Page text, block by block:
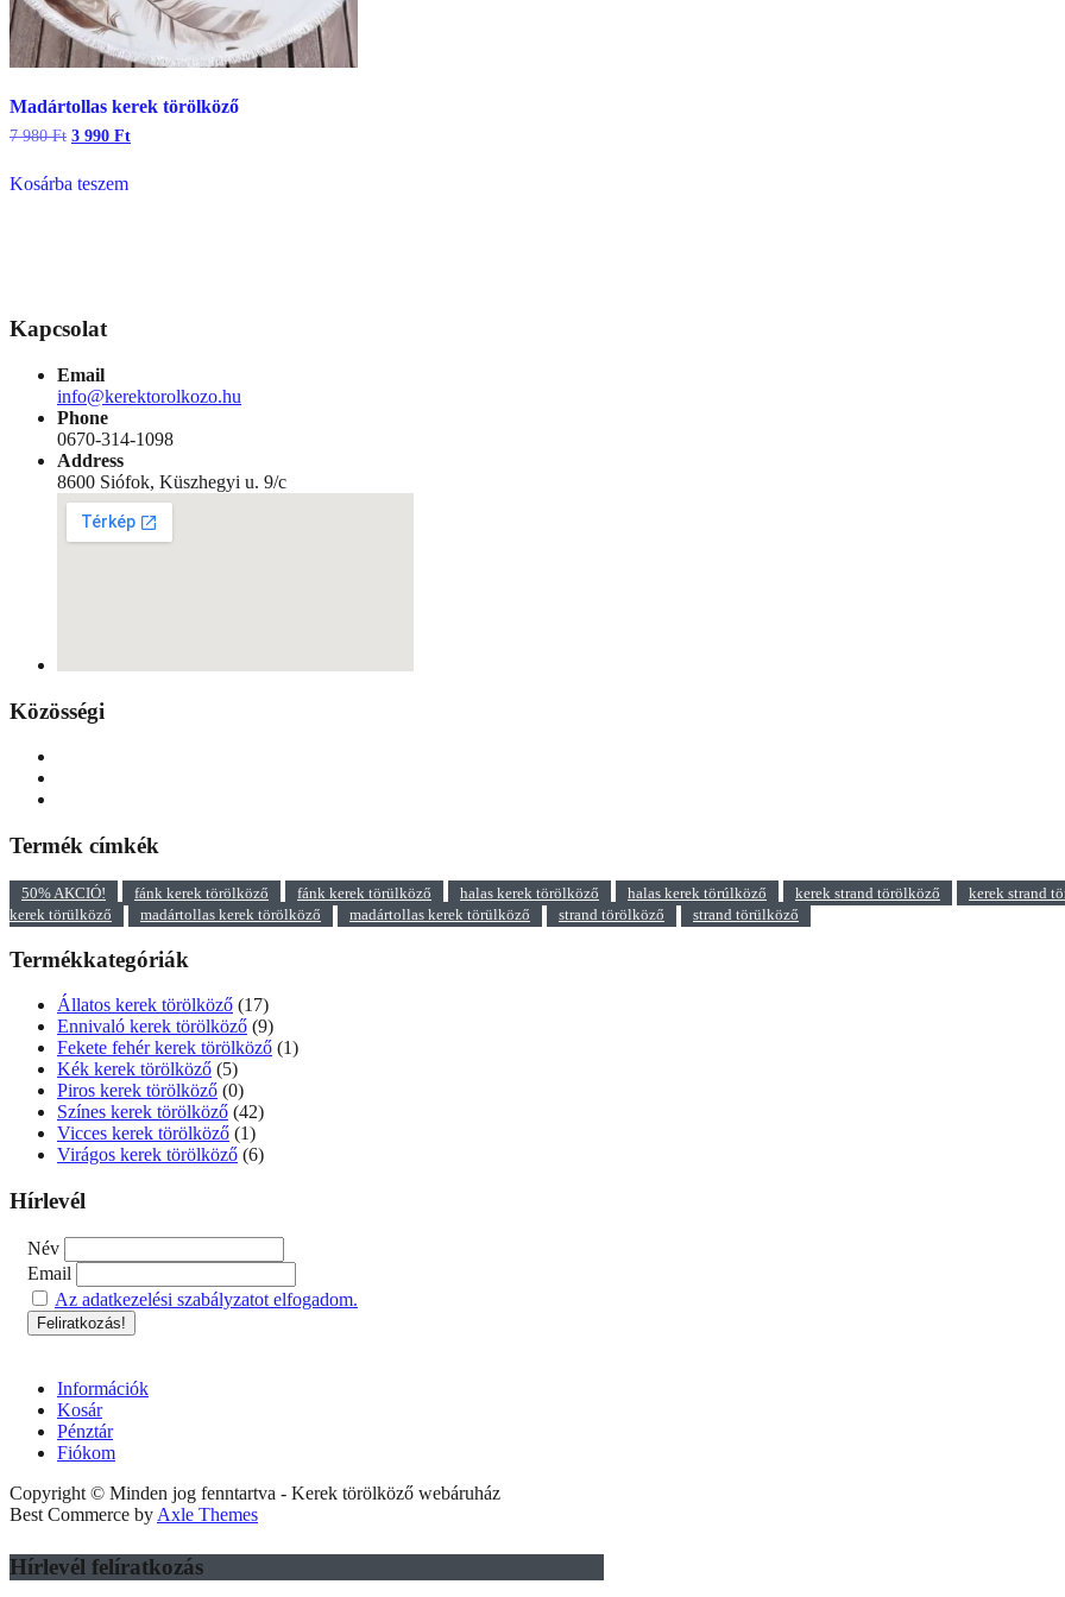
Madártollas kerek törölköző
7 980Ft Original
7
3 990 FtCurrent
Kosárba teszem
Kapcsolat
Email
info@kerektorolkozo.hu
Phone
0670-314-1098
Address
8600 Siófok, Küszhegyi u. 9/c
Közösségi
Termék címkék
50% AKCIÓ! fánk kerek törölköző fánk kerek törülköző halas kerek törölköző halas kerek törúlköző kerek strand törölköző kerek strand
kerek törülköző
madártollas kerek törölköző madártollas kerek törülköző strand törölköző strand törülköző
Termékkategóriák
Állatos kerek törölköző (17)
Ennivaló kerek törölköző (9)
Fekete fehér kerek törölköző (1)
Kék kerek törölköző (5)
Piros kerek törölköző (0)
Színes kerek törölköző (42)
Vicces kerek törölköző (1)
Virágos kerek törölköző (6)
Hírlevél
Név
Email
Az adatkezelési szabályzatot elfogadom.
Információk
Kosár
Pénztár
Fiókom
Copyright © Minden jog fenntartva - Kerek törölköző webáruház
Best Commerce by Axle Themes
Hírlevél felíratkozás